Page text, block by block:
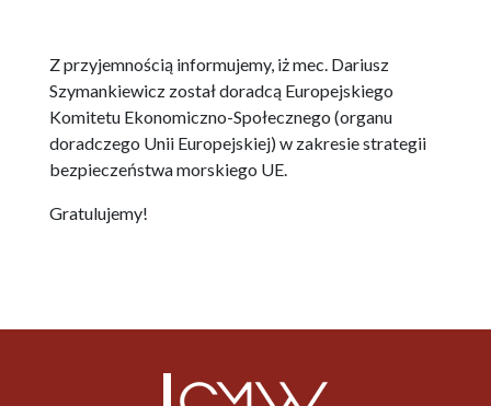
Z przyjemnością informujemy, iż mec. Dariusz
Szymankiewicz został doradcą Europejskiego
Komitetu Ekonomiczno-Społecznego (organu
doradczego Unii Europejskiej) w zakresie strategii
bezpieczeństwa morskiego UE.
Gratulujemy!